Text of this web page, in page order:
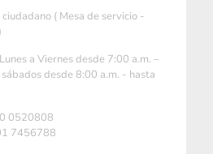
( Mesa de servicio -
a Viernes desde 7:00 a.m. –
desde 8:00 a.m. - hasta
0520808
7456788